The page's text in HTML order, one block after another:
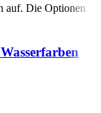
auf. Die Optionen